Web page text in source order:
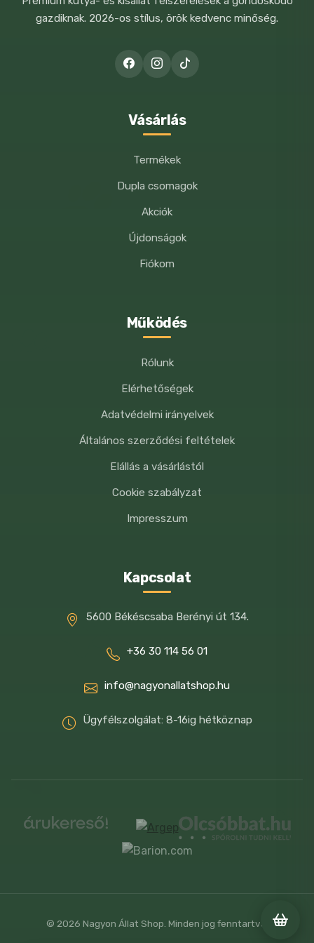
WEBOLDALCÍMEM MENTÉSE A
BÖNGÉSZŐBEN A KÖVETKEZŐ
gazdiknak. 2026-os stílus, örök kedvenc minőség.
Vásárlás
Termékek
Dupla csomagok
Akciók
Újdonságok
Fiókom
Működés
Rólunk
Elérhetőségek
Adatvédelmi irányelvek
Általános szerződési feltételek
Elállás a vásárlástól
Cookie szabályzat
Impresszum
Kapcsolat
5600 Békéscsaba Berényi út 134.
+36 30 114 56 01
info@nagyonallatshop.hu
Ügyfélszolgálat: 8-16ig hétköznap
© 2026 Nagyon Állat Shop. Minden jog fenntartva.